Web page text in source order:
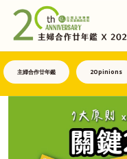
主婦合作廿年鑑 2Opinions